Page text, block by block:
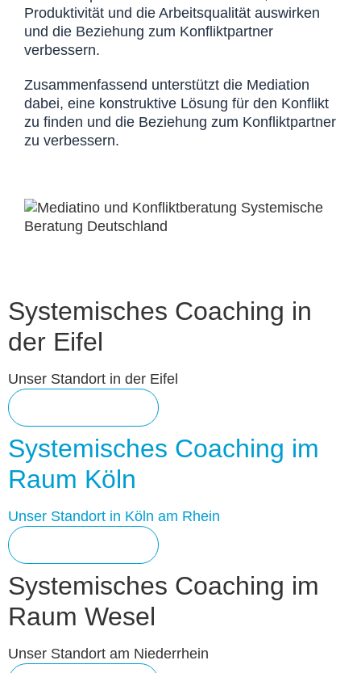
Produktivität und die Arbeitsqualität auswirken
und die Beziehung zum Konfliktpartner
verbessern.
Zusammenfassend unterstützt die Mediation
dabei, eine konstruktive Lösung für den Konflikt
zu finden und die Beziehung zum Konfliktpartner
zu verbessern.
Systemisches Coaching in
der Eifel
Unser Standort in der Eifel
Systemisches Coaching im
Raum Köln
Unser Standort in Köln am Rhein
Systemisches Coaching im
Raum Wesel
Unser Standort am Niederrhein